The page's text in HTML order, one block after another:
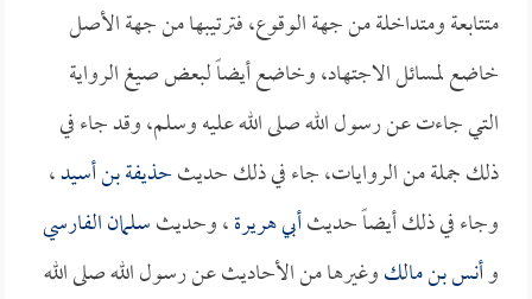
متتابعة ومتداخلة من جهة الوقوع، فترتيبها من جهة الأصل
خاضع لمسائل الاجتهاد، وخاضع أيضاً لبعض صيغ الرواية
التي جاءت عن رسول الله صلى الله عليه وسلم، وقد جاء في
ذلك جملة من الروايات، جاء في ذلك حديثحذيفة بن أسيد،
وجاء في ذلك أيضاً حديثأبي هريرة، وحديثسلمان الفارسي
وأنس بن مالكوغيرها من الأحاديث عن رسول الله صلى الله